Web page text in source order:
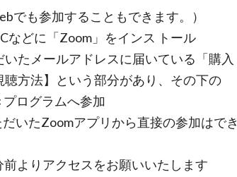
でも参加することもできます。）
どに「Zoom」をインス トール
メールアドレスに届いている「購入
方法】という部分があり、その下の
プログラムへ参加
いたZoomアプリから直接の参加はでき
前よりアクセスをお願いいたします